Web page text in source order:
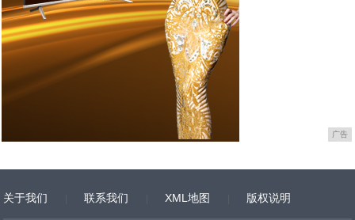
广告
关于我们 联系我们 XML地图 版权说明